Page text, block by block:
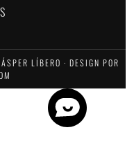
LÍBERO · DESIGN POR